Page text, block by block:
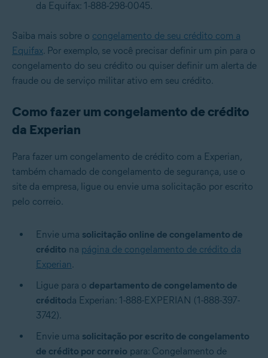
da Equifax: 1-888-298-0045.
Saiba mais sobre o congelamento de seu crédito com a
Equifax. Por exemplo, se você precisar definir um pin para o
congelamento do seu crédito ou quiser definir um alerta de
fraude ou de serviço militar ativo em seu crédito.
Como fazer um congelamento de crédito
da Experian
Para fazer um congelamento de crédito com a Experian,
também chamado de congelamento de segurança, use o
site da empresa, ligue ou envie uma solicitação por escrito
pelo correio.
Envie uma solicitação online de congelamento de
crédito na página de congelamento de crédito da
Experian.
Ligue para o departamento de congelamento de
créditoda Experian: 1-888-EXPERIAN (1-888-397-
3742).
Envie uma solicitação por escrito de congelamento
de crédito por correio para: Congelamento de